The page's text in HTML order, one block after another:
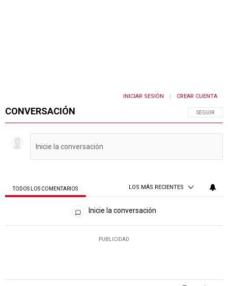
CONVERSACIÓN SIGA ESTA
SEGUIR
INICIAR SESIÓN CREAR CUENTA
TODOS LOS COMENTARIOS LOS MÁS RECIENTES
Todos los comentarios
Inicie la conversación
PUBLICIDAD